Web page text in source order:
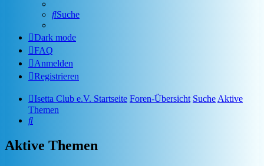
Suche
Dark mode
FAQ
Anmelden
Registrieren
Isetta Club e.V. Startseite Foren-Übersicht Suche Aktive
Themen
Suche
Aktive Themen